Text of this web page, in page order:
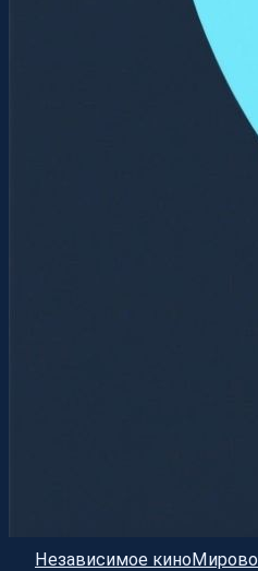
Независимое кино